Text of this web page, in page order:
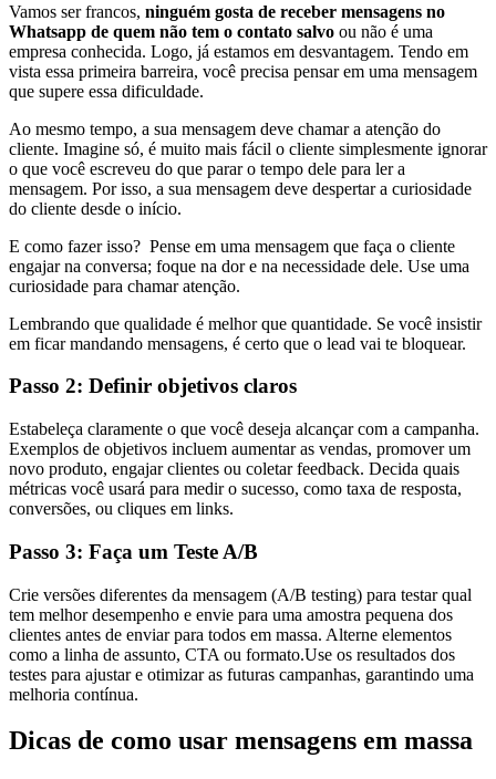
Vamos ser francos, ninguém gosta de receber mensagens no
Whatsapp de quem não tem o contato salvo ou não é uma
empresa conhecida. Logo, já estamos em desvantagem. Tendo em
vista essa primeira barreira, você precisa pensar em uma mensagem
que supere essa dificuldade.
Ao mesmo tempo, a sua mensagem deve chamar a atenção do
cliente. Imagine só, é muito mais fácil o cliente simplesmente ignorar
o que você escreveu do que parar o tempo dele para ler a
mensagem. Por isso, a sua mensagem deve despertar a curiosidade
do cliente desde o início.
E como fazer isso? Pense em uma mensagem que faça o cliente
engajar na conversa; foque na dor e na necessidade dele. Use uma
curiosidade para chamar atenção.
Lembrando que qualidade é melhor que quantidade. Se você insistir
em ficar mandando mensagens, é certo que o lead vai te bloquear.
Passo 2: Definir objetivos claros
Estabeleça claramente o que você deseja alcançar com a campanha.
Exemplos de objetivos incluem aumentar as vendas, promover um
novo produto, engajar clientes ou coletar feedback. Decida quais
métricas você usará para medir o sucesso, como taxa de resposta,
conversões, ou cliques em links.
Passo 3: Faça um Teste A/B
Crie versões diferentes da mensagem (A/B testing) para testar qual
tem melhor desempenho e envie para uma amostra pequena dos
clientes antes de enviar para todos em massa. Alterne elementos
como a linha de assunto, CTA ou formato.Use os resultados dos
testes para ajustar e otimizar as futuras campanhas, garantindo uma
melhoria contínua.
Dicas de como usar mensagens em massa